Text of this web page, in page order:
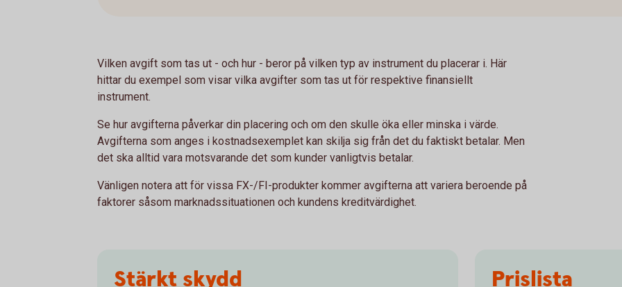
Vilken avgift som tas ut - och hur - beror på vilken typ av instrument du placerar i. Här
hittar du exempel som visar vilka avgifter som tas ut för respektive finansiellt
instrument.
Se hur avgifterna påverkar din placering och om den skulle öka eller minska i värde.
Avgifterna som anges i kostnadsexemplet kan skilja sig från det du faktiskt betalar. Men
det ska alltid vara motsvarande det som kunder vanligtvis betalar.
Vänligen notera att för vissa FX-/FI-produkter kommer avgifterna att variera beroende på
faktorer såsom marknadssituationen och kundens kreditvärdighet.
Stärkt skydd Prislista